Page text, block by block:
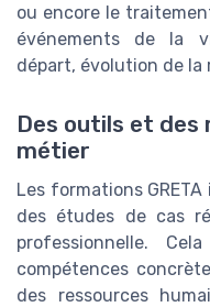
ou encore le
événements de la
départ, évolution de la
Des outils et des
métier
Les formations
des études de cas
professionnelle.
compétences
des ressources